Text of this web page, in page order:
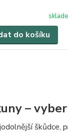
do košíku
–